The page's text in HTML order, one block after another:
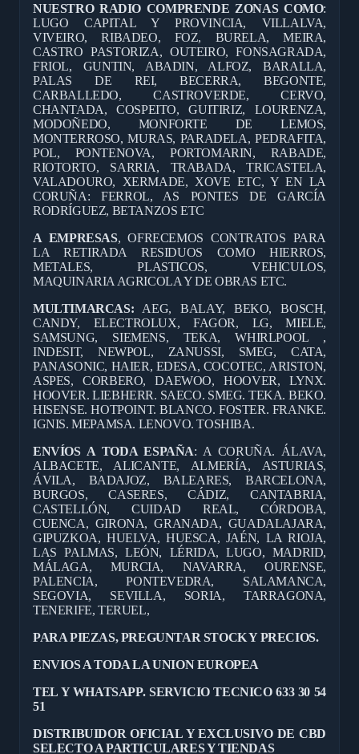
NUESTRO RADIO COMPRENDE ZONAS COMO:
LUGO CAPITAL Y PROVINCIA, VILLALVA,
VIVEIRO, RIBADEO, FOZ, BURELA, MEIRA,
CASTRO PASTORIZA, OUTEIRO, FONSAGRADA,
FRIOL, GUNTIN, ABADIN, ALFOZ, BARALLA,
PALAS DE REI, BECERRA, BEGONTE,
CARBALLEDO, CASTROVERDE, CERVO,
CHANTADA, COSPEITO, GUITIRIZ, LOURENZA,
MODOÑEDO, MONFORTE DE LEMOS,
MONTERROSO, MURAS, PARADELA, PEDRAFITA,
POL, PONTENOVA, PORTOMARIN, RABADE,
RIOTORTO, SARRIA, TRABADA, TRICASTELA,
VALADOURO, XERMADE, XOVE ETC, Y EN LA
CORUÑA: FERROL, AS PONTES DE GARCÍA
RODRÍGUEZ, BETANZOS ETC
A EMPRESAS, OFRECEMOS CONTRATOS PARA
LA RETIRADA RESIDUOS COMO HIERROS,
METALES, PLASTICOS, VEHICULOS,
MAQUINARIA AGRICOLA Y DE OBRAS ETC.
MULTIMARCAS: AEG, BALAY, BEKO, BOSCH,
CANDY, ELECTROLUX, FAGOR, LG, MIELE,
SAMSUNG, SIEMENS, TEKA, WHIRLPOOL ,
INDESIT, NEWPOL, ZANUSSI, SMEG, CATA,
PANASONIC, HAIER, EDESA, COCOTEC, ARISTON,
ASPES, CORBERO, DAEWOO, HOOVER, LYNX.
HOOVER. LIEBHERR. SAECO. SMEG. TEKA. BEKO.
HISENSE. HOTPOINT. BLANCO. FOSTER. FRANKE.
IGNIS. MEPAMSA. LENOVO. TOSHIBA.
ENVÍOS A TODA ESPAÑA: A CORUÑA. ÁLAVA,
ALBACETE, ALICANTE, ALMERÍA, ASTURIAS,
ÁVILA, BADAJOZ, BALEARES, BARCELONA,
BURGOS, CASERES, CÁDIZ, CANTABRIA,
CASTELLÓN, CUIDAD REAL, CÓRDOBA,
CUENCA, GIRONA, GRANADA, GUADALAJARA,
GIPUZKOA, HUELVA, HUESCA, JAÉN, LA RIOJA,
LAS PALMAS, LEÓN, LÉRIDA, LUGO, MADRID,
MÁLAGA, MURCIA, NAVARRA, OURENSE,
PALENCIA, PONTEVEDRA, SALAMANCA,
SEGOVIA, SEVILLA, SORIA, TARRAGONA,
TENERIFE, TERUEL,
PARA PIEZAS, PREGUNTAR STOCK Y PRECIOS.
ENVIOS A TODA LA UNION EUROPEA
TEL Y WHATSAPP. SERVICIO TECNICO 633 30 54
51
DISTRIBUIDOR OFICIAL Y EXCLUSIVO DE CBD
SELECTO A PARTICULARES Y TIENDAS